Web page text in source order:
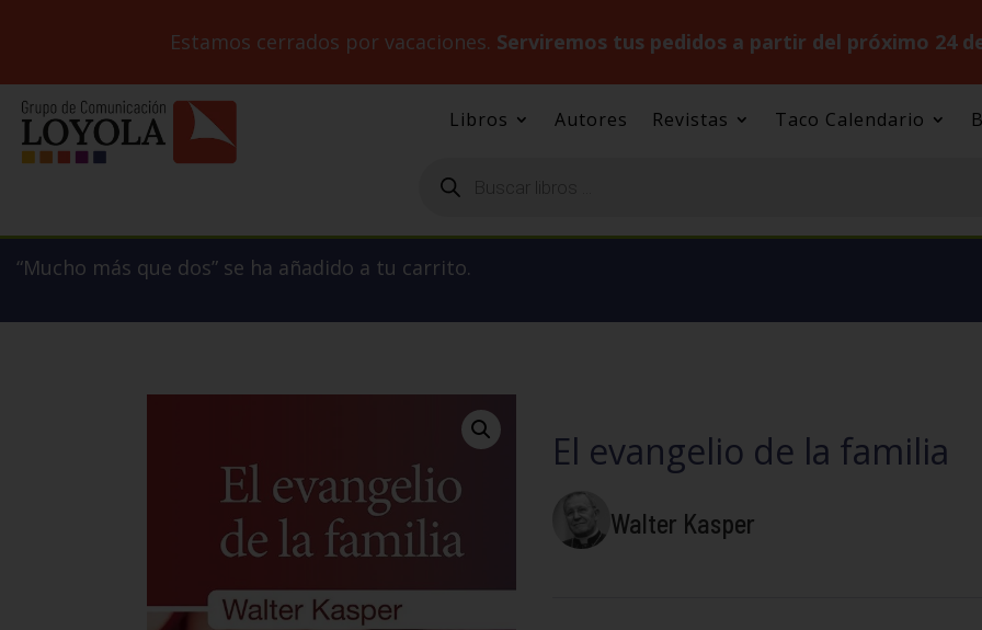
Estamos cerrados por vacaciones. Serviremos tus pedidos a partir del próximo 24
Libros Autores Revistas Taco Calendario
productos
“Mucho más que dos” se ha añadido a tu carrito.
El evangelio de la familia
Walter Kasper